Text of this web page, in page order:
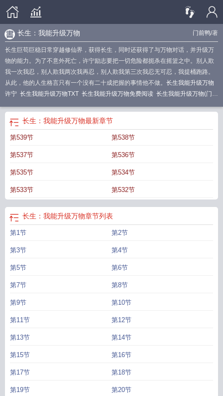
门前鸭/著
长生：我能升级万物
长生巨苟巨稳日常穿越修仙界，获得长生，同时还获得了与万物对话，并升级万
物的能力。为了不意外死亡，许宁励志要把一切危险都扼杀在摇篮之中。别人欺
我一次我忍，别人欺我两次我再忍，别人欺我第三次我忍无可忍，我提桶跑路。
从此，他的人生格言只有一个没有二十成把握的事情他不做。 长生我能升级万物
许宁 长生我能升级万物TXT 长生我能升级万物免费阅读 长生我能升级万物(门前
万物 许宁 长生我能升级万物门前鸭长生我能升级万物(门前鸭)免费
长生：我能升级万物最新章节
第539节 第538节
第537节 第536节
第535节 第534节
第533节 第532节
长生：我能升级万物章节列表
第1节 第2节
第3节 第4节
第5节 第6节
第7节 第8节
第9节 第10节
第11节 第12节
第13节 第14节
第15节 第16节
第17节 第18节
第19节 第20节